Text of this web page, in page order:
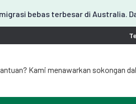
bebas terbesar di Australia.
Kami menawarkan sokongan